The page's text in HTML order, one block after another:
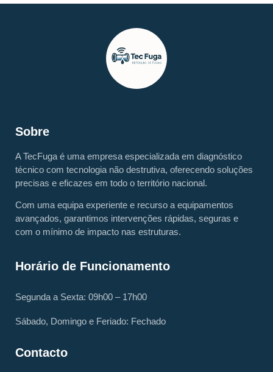
Sobre
A TecFuga é uma empresa especializada em diagnóstico
técnico com tecnologia não destrutiva, oferecendo soluções
precisas e eficazes em todo o território nacional.
Com uma equipa experiente e recurso a equipamentos
avançados, garantimos intervenções rápidas, seguras e
com o mínimo de impacto nas estruturas.
Horário de Funcionamento
Segunda a Sexta: 09h00 – 17h00
Sábado, Domingo e Feriado: Fechado
Contacto